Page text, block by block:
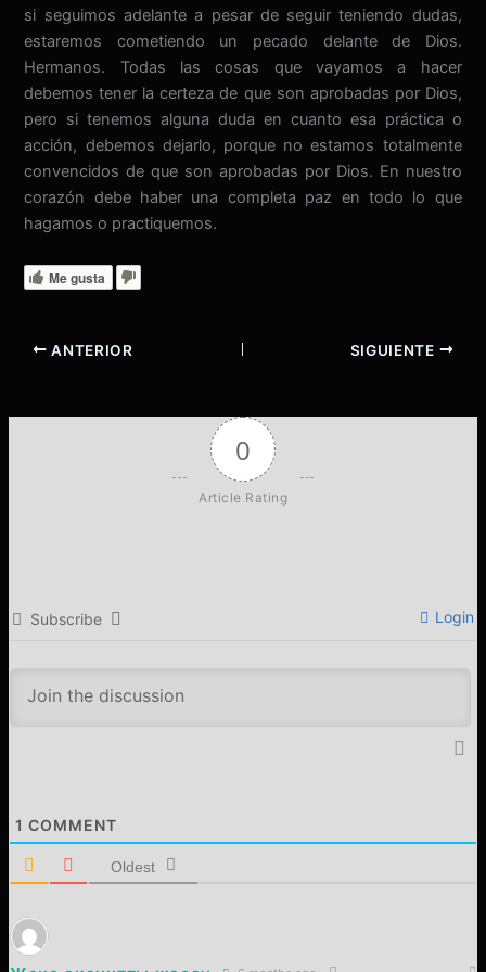
si seguimos adelante a pesar de seguir teniendo dudas,
estaremos cometiendo un pecado delante de Dios.
Hermanos. Todas las cosas que vayamos a hacer
debemos tener la certeza de que son aprobadas por Dios,
pero si tenemos alguna duda en cuanto esa práctica o
acción, debemos dejarlo, porque no estamos totalmente
convencidos de que son aprobadas por Dios. En nuestro
corazón debe haber una completa paz en todo lo que
hagamos o practiquemos.
Me gusta
ANTERIOR SIGUIENTE
0
Article Rating
Subscribe Login
1 COMMENT
Oldest